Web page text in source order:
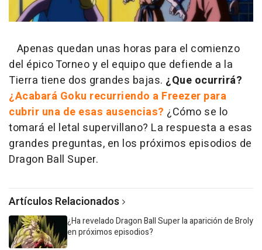
Apenas quedan unas horas para el comienzo
del épico Torneo y el equipo que defiende a la
Tierra tiene dos grandes bajas. ¿Que ocurrirá?
¿Acabará Goku recurriendo a Freezer para
cubrir una de esas ausencias? ¿Cómo se lo
tomará el letal supervillano? La respuesta a esas
grandes preguntas, en los próximos episodios de
Dragon Ball Super.
Artículos Relacionados
¿Ha revelado Dragon Ball Super la aparición de Broly
en próximos episodios?